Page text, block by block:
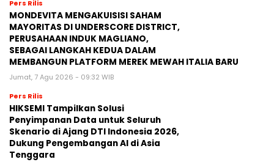
Pers Rilis
MONDEVITA MENGAKUISISI SAHAM
MAYORITAS DI UNDERSCORE DISTRICT,
PERUSAHAAN INDUK MAGLIANO,
SEBAGAI LANGKAH KEDUA DALAM
MEMBANGUN PLATFORM MEREK MEWAH ITALIA BARU
Jumat, 7 Agu 2026 - 09:32 WIB
Pers Rilis
HIKSEMI Tampilkan Solusi
Penyimpanan Data untuk Seluruh
Skenario di Ajang DTI Indonesia 2026,
Dukung Pengembangan AI di Asia
Tenggara